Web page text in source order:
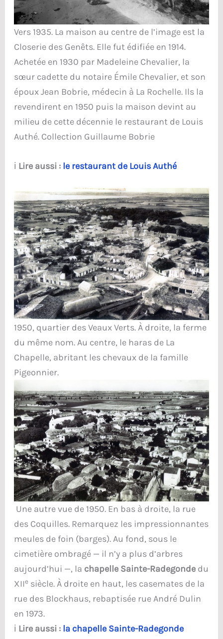
Vers 1935. La maison au centre de l’image est la
Closerie des Genêts. Elle fut édifiée en 1914.
Achetée en 1930 par Madeleine Chevalier, la
sœur cadette du notaire Émile Chevalier, et son
époux Jean Bobrie, médecin à La Rochelle. Ils la
revendirent en 1950 puis la maison devint au
milieu de cette décennie le restaurant de Louis
Authé. Collection Guillaume Bobrie
ℹ️ Lire aussi : le restaurant de Louis Authé
1950, quartier des Veaux Verts. À droite, la ferme
du même nom. Au centre, le haras de La
Chapelle, abritant les chevaux de la famille
Pigeonnier.
Une autre vue de 1950. En bas à droite, la rue
des Coquilles. Remarquez les impressionnantes
meules de foin (barges). Au fond, sous le
cimetière ombragé — il n’y a plus d’arbres
aujourd’hui —, la chapelle Sainte-Radegondedu
XIIe siècle. À droite en haut, les casemates de la
rue des Blockhaus, rebaptisée rue André Dulin
en 1973.
ℹ️ Lire aussi : la chapelle Sainte-Radegonde